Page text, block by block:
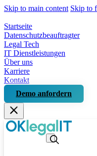
Skip to main content Skip to
Startseite
Datenschutzbeauftragter
Legal Tech
IT Dienstleistungen
Über uns
Karriere
Kontakt
Demo anfordern